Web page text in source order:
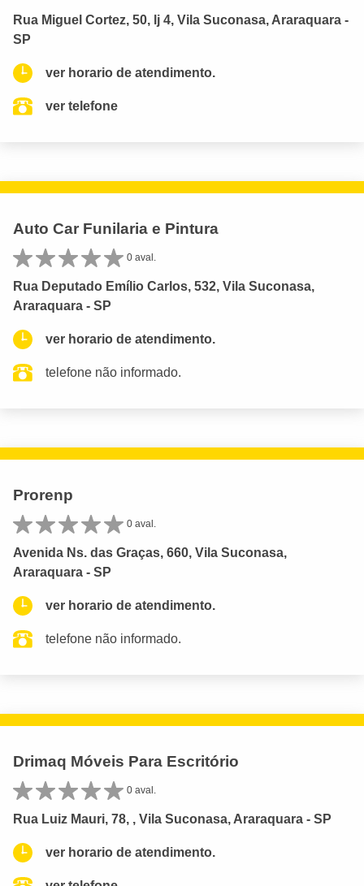
Rua Miguel Cortez, 50, lj 4, Vila Suconasa, Araraquara -
SP
ver horario de atendimento.
ver telefone
Auto Car Funilaria e Pintura
0 aval.
Rua Deputado Emílio Carlos, 532, Vila Suconasa,
Araraquara - SP
ver horario de atendimento.
telefone não informado.
Prorenp
0 aval.
Avenida Ns. das Graças, 660, Vila Suconasa,
Araraquara - SP
ver horario de atendimento.
telefone não informado.
Drimaq Móveis Para Escritório
0 aval.
Rua Luiz Mauri, 78, , Vila Suconasa, Araraquara - SP
ver horario de atendimento.